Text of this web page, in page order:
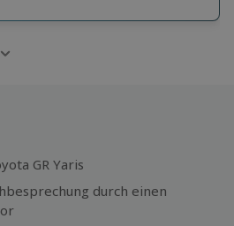
GR Yaris
durch einen